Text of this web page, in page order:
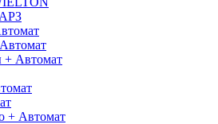
+ Автомат
+ Автомат